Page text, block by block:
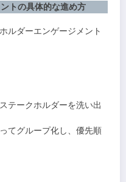
トの具体的な進め方
ルダーエンゲージメント
テークホルダーを洗い出
てグループ化し、優先順